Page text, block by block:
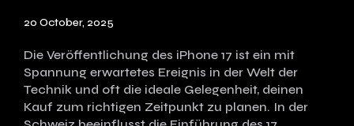
20 October, 2025
Die Veröffentlichung des iPhone 17 ist ein mit
Spannung erwartetes Ereignis in der Welt der
Technik und oft die ideale Gelegenheit, deinen
Kauf zum richtigen Zeitpunkt zu planen. In der